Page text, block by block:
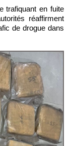
trafiquant en fuite
réaffirment
de drogue dans